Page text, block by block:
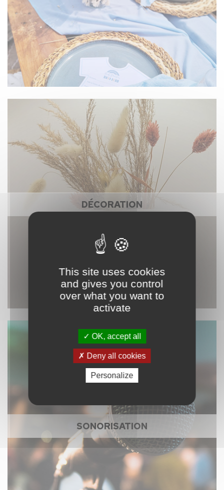
DÉCORATION
SONORISATION
This site uses cookies
and gives you control
over what you want to
activate
OK, accept all
Deny all cookies
Personalize